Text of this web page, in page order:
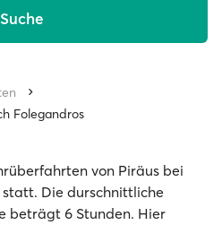
Suche
Folegandros
von Piräus bei
Die durschnittliche
beträgt 6 Stunden. Hier